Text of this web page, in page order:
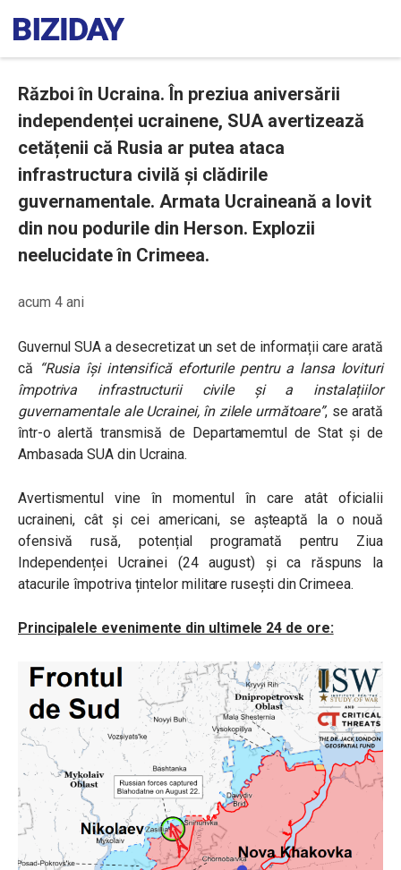
Război în Ucraina. În preziua aniversării
independenței ucrainene, SUA avertizează
cetățenii că Rusia ar putea ataca
infrastructura civilă și clădirile
guvernamentale. Armata Ucraineană a lovit
din nou podurile din Herson. Explozii
neelucidate în Crimeea.
acum 4 ani
Guvernul SUA a desecretizat un set de informații care arată
că “Rusia își intensifică eforturile pentru a lansa lovituri
împotriva infrastructurii civile și a instalațiilor
guvernamentale ale Ucrainei, în zilele următoare”, se arată
într-o alertă transmisă de Departamemtul de Stat și de
Ambasada SUA din Ucraina.
Avertismentul vine în momentul în care atât oficialii
ucraineni, cât și cei americani, se așteaptă la o nouă
ofensivă rusă, potențial programată pentru Ziua
Independenței Ucrainei (24 august) și ca răspuns la
atacurile împotriva țintelor militare rusești din Crimeea.
Principalele evenimente din ultimele 24 de ore: